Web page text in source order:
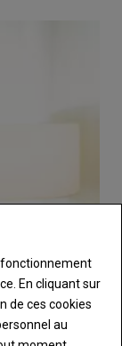
reste à
comme
fonctionnement
En cliquant sur
de ces cookies
au